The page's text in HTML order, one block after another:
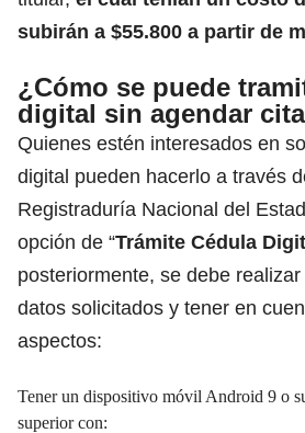
subirán a $55.800 a partir de
¿Cómo se puede
digital sin agendar
Quienes estén interesados en
digital pueden hacerlo a través
Registraduría Nacional del
opción de “Trámite Cédula
posteriormente, se debe
datos solicitados y tener en
aspectos:
Tener un dispositivo móvil Android 9 o
superior con: